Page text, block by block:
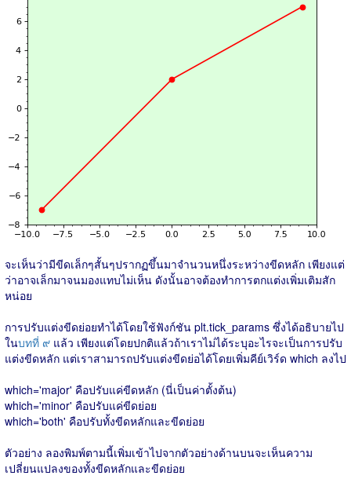
จะเห็นว่ามีขีดเล็กๆสั้นๆปรากฏขึ้นมาจำนวนหนึ่งระหว่างขีดหลัก เพียงแต่
ว่าอาจเล็กมาจนมองแทบไม่เห็น ดังนั้นอาจต้องทำการตกแต่งเพิ่มเติมสัก
หน่อย
การปรับแต่งขีดย่อยทำได้โดยใช้ฟังก์ชัน plt.tick_params ซึ่งได้อธิบายไป
ในบทที่ ๙ แล้ว เพียงแต่โดยปกติแล้วถ้าเราไม่ได้ระบุอะไรจะเป็นการปรับ
แต่งขีดหลัก แต่เราสามารถปรับแต่งขีดย่อได้โดยเพิ่มคีย์เวิร์ด which ลงไป
which='major' คือปรับแค่ขีดหลัก (นี่เป็นค่าตั้งต้น)
which='minor' คือปรับแค่ขีดย่อย
which='both' คือปรับทั้งขีดหลักและขีดย่อย
ตัวอย่าง ลองพิมพ์ตามนี้เพิ่มเข้าไปจากตัวอย่างด้านบนจะเห็นความ
เปลี่ยนแปลงของทั้งขีดหลักและขีดย่อย